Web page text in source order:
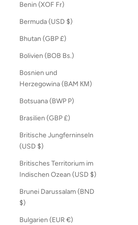
Benin (XOF Fr)
Bermuda (USD $)
Bhutan (GBP £)
Bolivien (BOB Bs.)
Bosnien und
Herzegowina (BAM КМ)
Botsuana (BWP P)
Brasilien (GBP £)
Britische Jungferninseln
(USD $)
Britisches Territorium im
Indischen Ozean (USD $)
Brunei Darussalam (BND
$)
Bulgarien (EUR €)